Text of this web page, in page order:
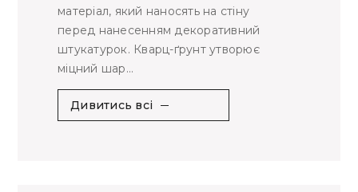
матеріал, який наносять на стіну
перед нанесенням декоративний
штукатурок. Кварц-ґрунт утворює
міцний шар...
Дивитись всі